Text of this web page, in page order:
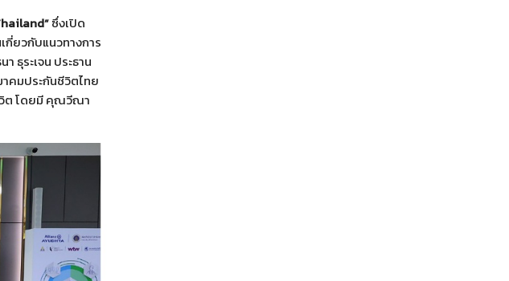
ซึ่งเปิด
ยวกับแนวทางการ
ธุระเจน ประธาน
คมประกันชีวิตไทย
วิต โดยมี คุณวีณา